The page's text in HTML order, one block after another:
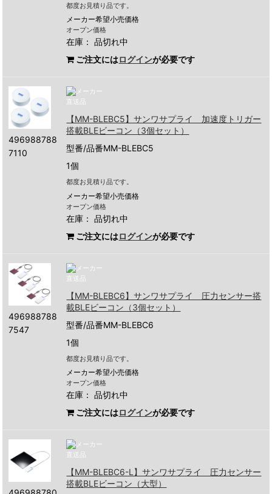
都度お見積り品です。
メーカー希望小売価格
オープン価格
在庫：品切れ中
ご注文にはログインが必要です
496988788
7110
【MM-BLEBC5】サンワサプライ 加速度トリガー
搭載BLEビーコン（3個セット）
型番/品番MM-BLEBC5
1個
都度お見積り品です。
メーカー希望小売価格
オープン価格
在庫：品切れ中
ご注文にはログインが必要です
496988788
7547
【MM-BLEBC6】サンワサプライ 圧力センサー搭
載BLEビーコン（3個セット）
型番/品番MM-BLEBC6
1個
都度お見積り品です。
メーカー希望小売価格
オープン価格
在庫：品切れ中
ご注文にはログインが必要です
【MM-BLEBC6-L】サンワサプライ 圧力センサー
搭載BLEビーコン（大型）